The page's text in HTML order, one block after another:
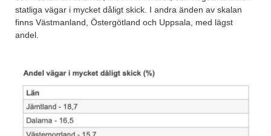
statliga vägar i mycket dåligt skick. I andra änden av skalan
finns Västmanland, Östergötland och Uppsala, med lägst
andel.